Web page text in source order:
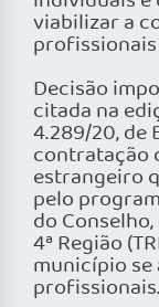
viabilizar a
Decisão
citada na
4.289/20, de
contratação
estrangeiro
pelo
do
4ª Região
município
profissionais.